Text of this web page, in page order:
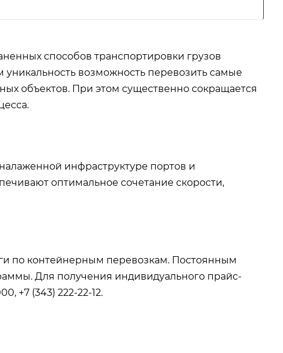
способов транспортировки грузов
возможность перевозить самые
объектов. При этом существенно сокращается
инфраструктуре портов и
оптимальное сочетание скорости,
по контейнерным перевозкам. Постоянным
Для получения индивидуального прайс-
+7 (343) 222-22-12.